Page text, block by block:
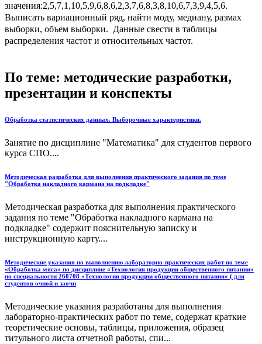
значения:2,5,7,1,10,5,9,6,8,6,2,3,7,6,8,3,8,10,6,7,3,9,4,5,6.
Выписать вариационный ряд, найти моду, медиану, размах
выборки, объем выборки. Данные свести в таблицы
распределения частот и относительных частот.
По теме: методические разработки,
презентации и конспекты
Обработка статистических данных. Выборочные характеристики.
Занятие по дисциплине "Математика" для студентов первого
курса СПО....
Методическая разработка для выполнения практического задания по теме
"Обработка накладного кармана на подкладке"
Методическая разработка для выполнения практического
задания по теме "Обработка накладного кармана на
подкладке" содержит пояснительную записку и
инструкционную карту....
Методические указания по выполнению лабораторно-практических работ по теме
«Обработка мяса» по дисциплине «Технология продукции общественного питания»
по специальности 260708 «Технология продукции общественного питания» ( для
студентов очной и заочн
Методические указания разработаны для выполнения
лабораторно-практических работ по теме, содержат краткие
теоретические основы, таблицы, приложения, образец
титульного листа отчетной работы, спи...